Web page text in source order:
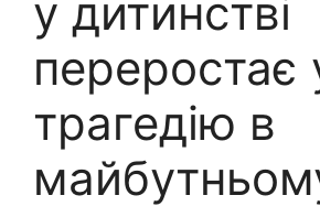
у дитинстві
переростає
трагедію в